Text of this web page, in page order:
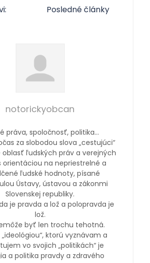
Posledné články
notorickyobcan
práva, spoločnosť, politika…
za slobodou slova „cestujúci“
oblasť ľudských práv a verejných
orientáciou na nepriestrelné a
ľudské hodnoty, písané
Ústavy, ústavou a zákonmi
Slovenskej republiky.
je pravda a lož a polopravda je
lož.
byť len trochu tehotná.
ktorú vyznávam a
vo svojich „politikách“ je
a politika pravdy a zdravého